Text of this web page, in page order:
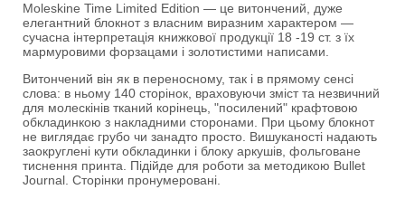
Moleskine Time Limited Edition — це витончений, дуже
елегантний блокнот з власним виразним характером —
сучасна інтерпретація книжкової продукції 18 -19 ст. з їх
мармуровими форзацами і золотистими написами.
Витончений він як в переносному, так і в прямому сенсі
слова: в ньому 140 сторінок, враховуючи зміст та незвичний
для молескінів тканий корінець, "посилений" крафтовою
обкладинкою з накладними сторонами. При цьому блокнот
не виглядає грубо чи занадто просто. Вишуканості надають
заокруглені кути обкладинки і блоку аркушів, фольговане
тиснення принта. Підійде для роботи за методикою Bullet
Journal. Сторінки пронумеровані.